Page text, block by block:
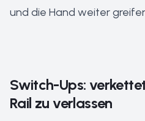
und die Hand weiter
Switch-Ups:
Rail zu verlassen